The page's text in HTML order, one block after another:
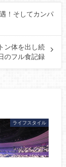
！そしてカンパ
ン体を出し続
のフル食記録
ライフスタイル